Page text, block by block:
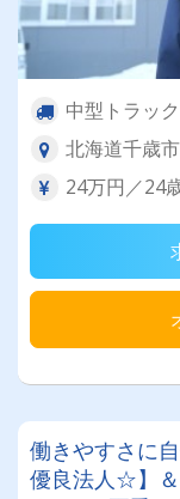
中型トラッ
北海道千歳市
24万円／24
働きやすさに
優良法人☆】